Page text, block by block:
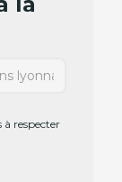
respecter